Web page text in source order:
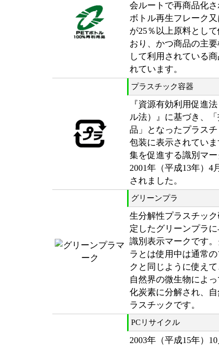
会ルートで再商品化
ボトル再生フレーク
が25％以上原料とし
おり、かつ商品の主
して利用されている
れています。
プラスチック容器
『資源有効利用促進
ル法）』に基づき、
品」となったプラス
包装に表示されてい
集を促進する識別マ
2001年（平成13年）4
されました。
グリーンプラ
生分解性プラスチッ
定したグリーンプラ
識別表示マークです
ラとは使用中は通常
クと同じように使え
自然界の微生物によ
化炭素に分解され、
ラスチックです。
PCリサイクル
2003年（平成15年）